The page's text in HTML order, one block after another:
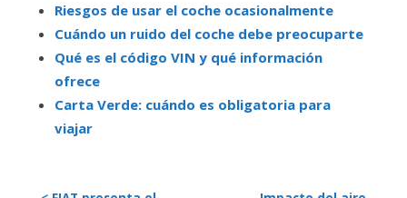
Riesgos de usar el coche ocasionalmente
Cuándo un ruido del coche debe preocuparte
Qué es el código VIN y qué información
ofrece
Carta Verde: cuándo es obligatoria para
viajar